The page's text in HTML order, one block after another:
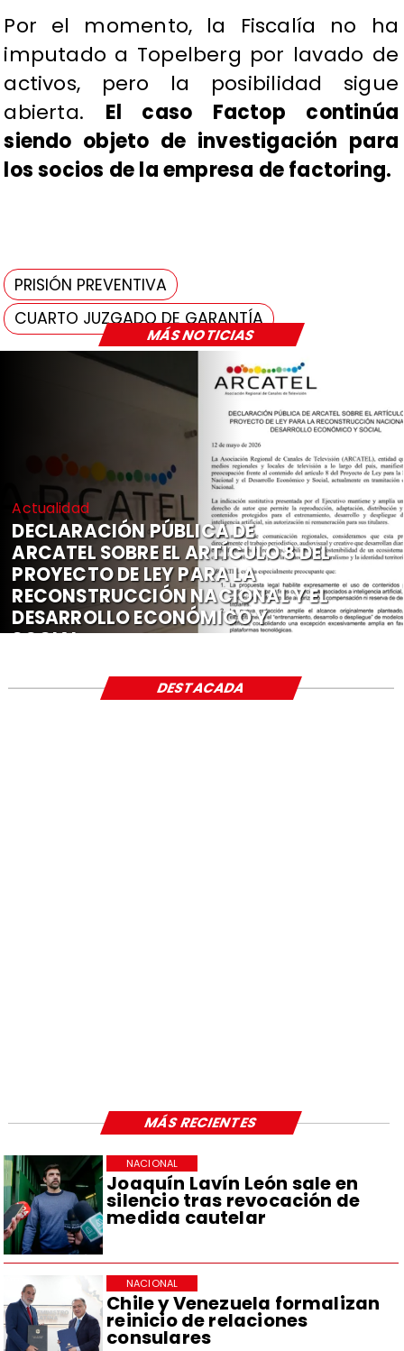
MÁS NOTICIAS
Por el momento, la Fiscalía no ha
imputado a Topelberg por lavado de
activos, pero la posibilidad sigue
abierta. El caso Factop continúa
siendo objeto de investigación para
los socios de la empresa de factoring.
PRISIÓN PREVENTIVA
CUARTO JUZGADO DE GARANTÍA
Actualidad
DECLARACIÓN PÚBLICA DE
ARCATEL SOBRE EL ARTÍCULO 8 DEL
PROYECTO DE LEY PARA LA
RECONSTRUCCIÓN NACIONAL Y EL
DESARROLLO ECONÓMICO Y
SOCIAL
Joaquín Lavín León sale en
silencio tras revocación de
medida cautelar
NACIONAL
Chile y Venezuela formalizan
reinicio de relaciones
consulares
NACIONAL
DESTACADA
MÁS RECIENTES